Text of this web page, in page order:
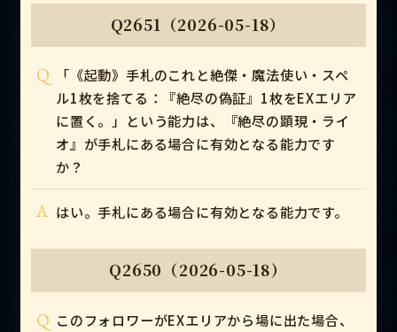
Q2651（2026-05-18）
Q
「《起動》手札のこれと絶傑・魔法使い・スペ
ル1枚を捨てる：『絶尽の偽証』1枚をEXエリア
に置く。」という能力は、『絶尽の顕現・ライ
オ』が手札にある場合に有効となる能力です
か？
A はい。手札にある場合に有効となる能力です。
Q2650（2026-05-18）
Q このフォロワーがEXエリアから場に出た場合、